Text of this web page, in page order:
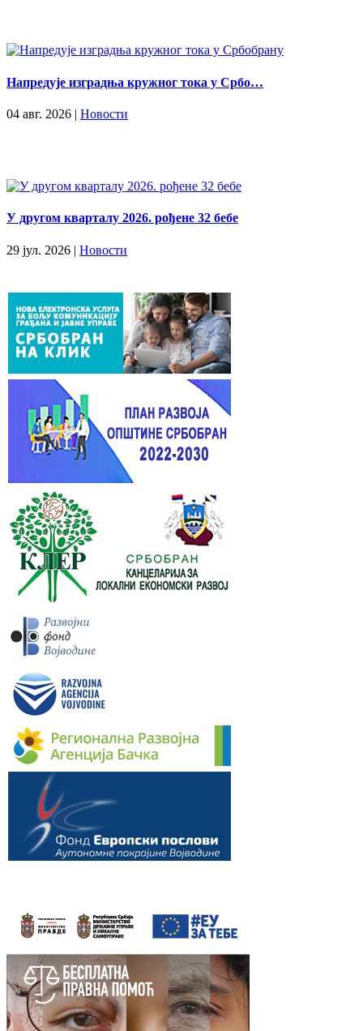
Напредује изградња кружног тока у Србо…
04 авг. 2026 | Новости
У другом кварталу 2026. рођене 32 бебе
29 јул. 2026 | Новости